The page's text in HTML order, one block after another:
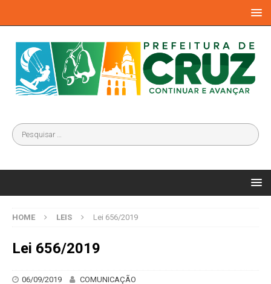
HOME LEIS Lei 656/2019
Lei 656/2019
06/09/2019 COMUNICAÇÃO